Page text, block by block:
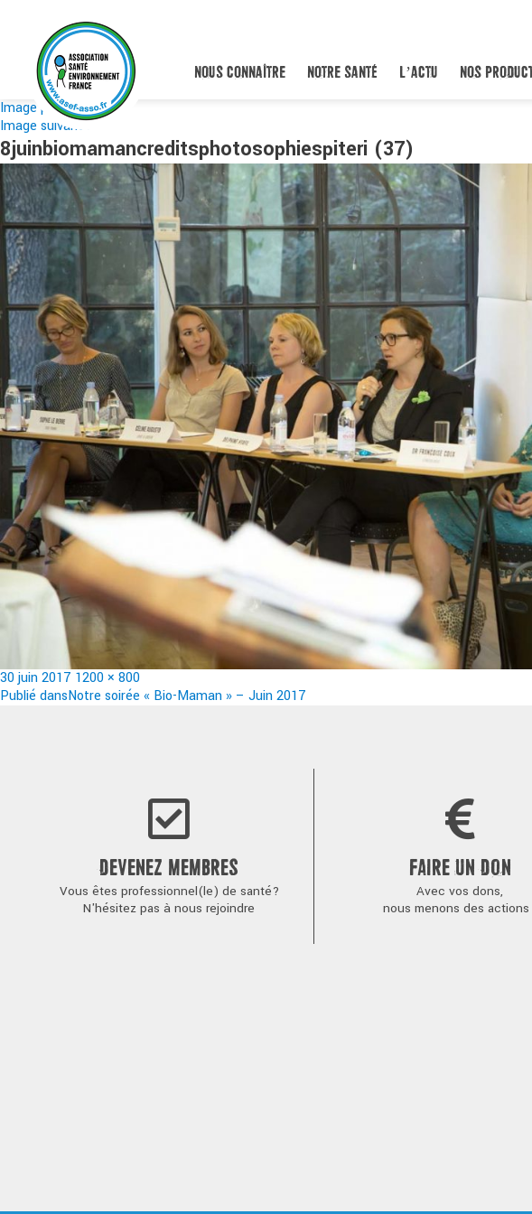
NOUS CONNAÎTRE NOTRE SANTÉ L’ACTU NOS
Image précédente
Image suivante
8juinbiomamancreditsphotosophiespiteri (37)
Publié
le
30 juin 2017 Taille
réelle
1200 × 800
Navigation
Publié dansNotre soirée « Bio-Maman » – Juin 2017
DEVENEZ MEMBRES
Vous êtes professionnel(le) de santé?
N'hésitez pas à nous rejoindre
FAIRE UN DON
Avec vos dons,
nous menons des actions